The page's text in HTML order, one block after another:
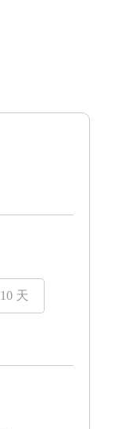
10 天